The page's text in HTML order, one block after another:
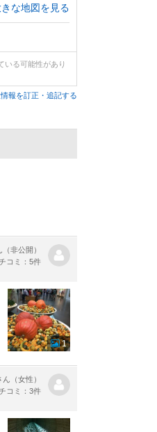
きな地図を見る
いる可能性があり
報を訂正・追記する
（非公開）
コミ：5件
1
ん（女性）
コミ：3件